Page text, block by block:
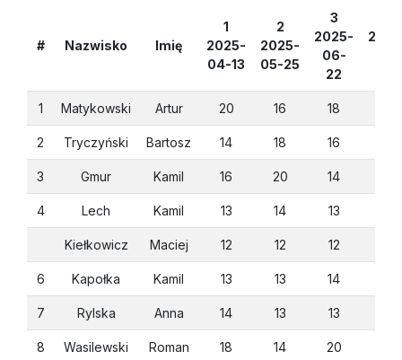
# Nazwisko Imię
1
2025-
04-13
2
2025-
05-25
3
2025-
06-
22
1 Matykowski Artur 20 16 18
2 Tryczyński Bartosz 14 18 16
3 Gmur Kamil 16 20 14
4 Lech Kamil 13 14 13
Kiełkowicz Maciej 12 12 12
6 Kapołka Kamil 13 13 14
7 Rylska Anna 14 13 13
8 Wasilewski Roman 18 14 20